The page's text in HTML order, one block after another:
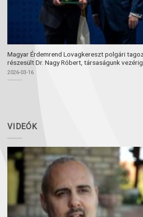
Magyar Érdemrend Lovagkereszt polgári
részesült Dr. Nagy Róbert, társaságunk
2026-03-16
VIDEÓK